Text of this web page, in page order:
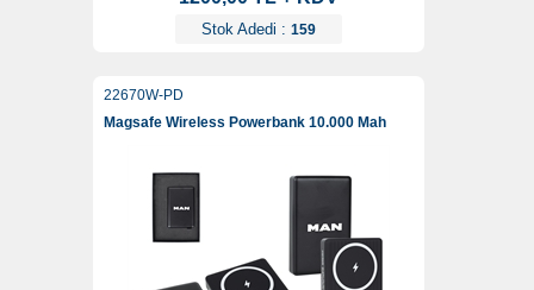
Stok Adedi : 159
22670W-PD
Magsafe Wireless Powerbank 10.000 Mah